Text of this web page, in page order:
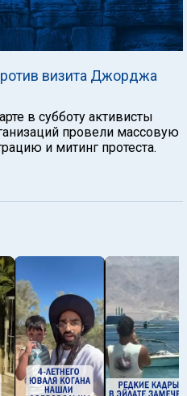
визита Джорджа
в субботу активисты
провели массовую
и митинг протеста.